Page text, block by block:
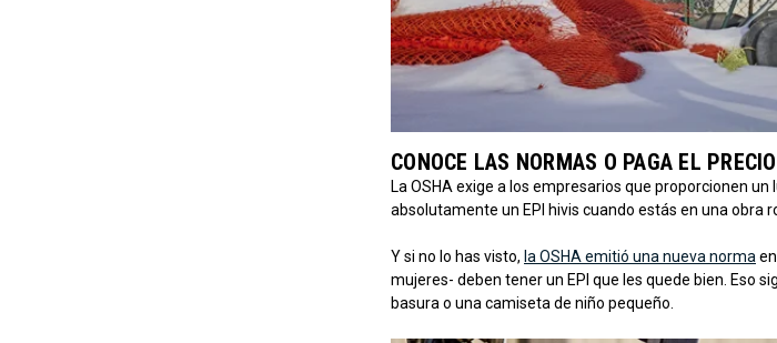
CONOCE LAS NORMAS O PAGA EL PRECIO
La OSHA exige a los empresarios que proporcionen
absolutamente un EPI hivis cuando estás en una obra
Y si no lo has visto, la OSHA emitió una nueva norma
mujeres- deben tener un EPI que les quede bien. Eso
basura o una camiseta de niño pequeño.